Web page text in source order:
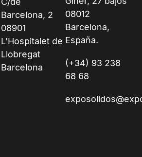
Barcelona, 2
08901
L’Hospitalet de
Llobregat
Barcelona
08012
Barcelona,
España.
(+34) 93 238
68 68